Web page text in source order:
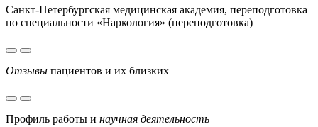
Санкт-Петербургская медицинская академия, переподготовка
по специальности «Наркология» (переподготовка)
Отзывы пациентов и их близких
Профиль работы и научная деятельность